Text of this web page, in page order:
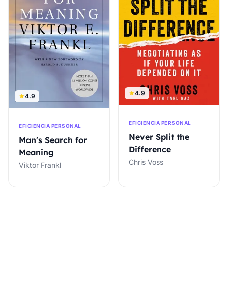
4.9
EFICIENCIA PERSONAL
Man's Search for
Meaning
Viktor Frankl
4.9
EFICIENCIA PERSONAL
Never Split the
Difference
Chris Voss